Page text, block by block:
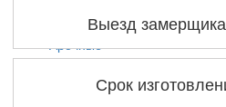
Двустворчатые
Арочные
Решетчатые
Трехконтурные
Выезд
Срок